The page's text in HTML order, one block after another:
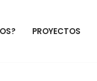
PROYECTOS